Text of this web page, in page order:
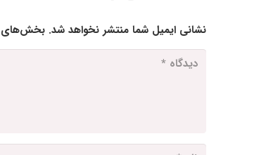
نشانی ایمیل شما منتشر نخواهد شد. بخش‌های